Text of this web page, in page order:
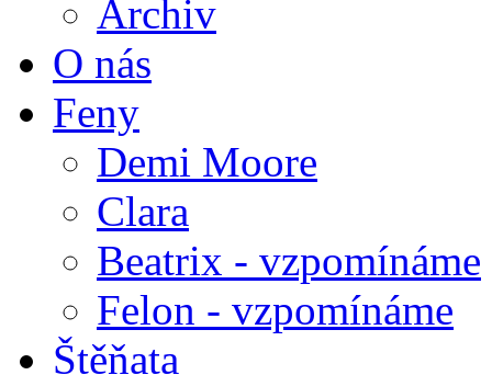
Archiv
O nás
Feny
Demi Moore
Clara
Beatrix - vzpomínáme
Felon - vzpomínáme
Štěňata